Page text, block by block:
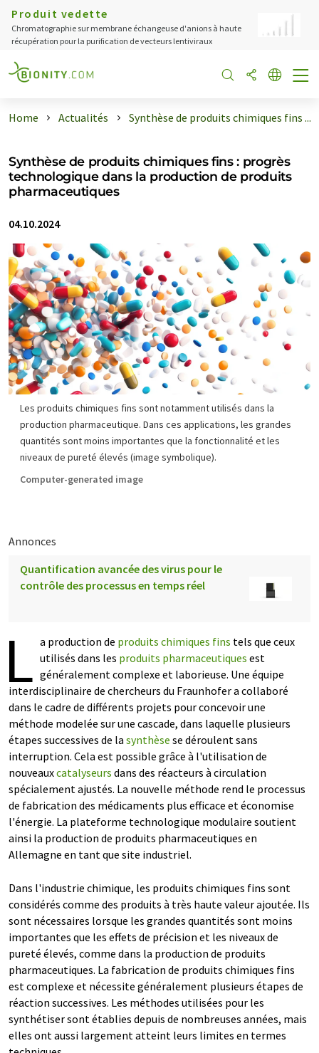
Produit vedette
Chromatographie sur membrane échangeuse d'anions à haute
récupération pour la purification de vecteurs lentiviraux
Home Actualités Synthèse de produits chimiques fins ...
Synthèse de produits chimiques fins : progrès
technologique dans la production de produits
pharmaceutiques
04.10.2024
Les produits chimiques fins sont notamment utilisés dans la
production pharmaceutique. Dans ces applications, les grandes
quantités sont moins importantes que la fonctionnalité et les
niveaux de pureté élevés (image symbolique).
Computer-generated image
Annonces
Quantification avancée des virus pour le
contrôle des processus en temps réel
L a production de produits chimiques fins tels que ceux
utilisés dans les produits pharmaceutiques est
généralement complexe et laborieuse. Une équipe
interdisciplinaire de chercheurs du Fraunhofer a collaboré
dans le cadre de différents projets pour concevoir une
méthode modelée sur une cascade, dans laquelle plusieurs
étapes successives de la synthèse se déroulent sans
interruption. Cela est possible grâce à l'utilisation de
nouveauxcatalyseurs dans des réacteurs à circulation
spécialement ajustés. La nouvelle méthode rend le processus
de fabrication des médicaments plus efficace et économise
l'énergie. La plateforme technologique modulaire soutient
ainsi la production de produits pharmaceutiques en
Allemagne en tant que site industriel.
Dans l'industrie chimique, les produits chimiques fins sont
considérés comme des produits à très haute valeur ajoutée. Ils
sont nécessaires lorsque les grandes quantités sont moins
importantes que les effets de précision et les niveaux de
pureté élevés, comme dans la production de produits
pharmaceutiques. La fabrication de produits chimiques fins
est complexe et nécessite généralement plusieurs étapes de
réaction successives. Les méthodes utilisées pour les
synthétiser sont établies depuis de nombreuses années, mais
elles ont aussi largement atteint leurs limites en termes